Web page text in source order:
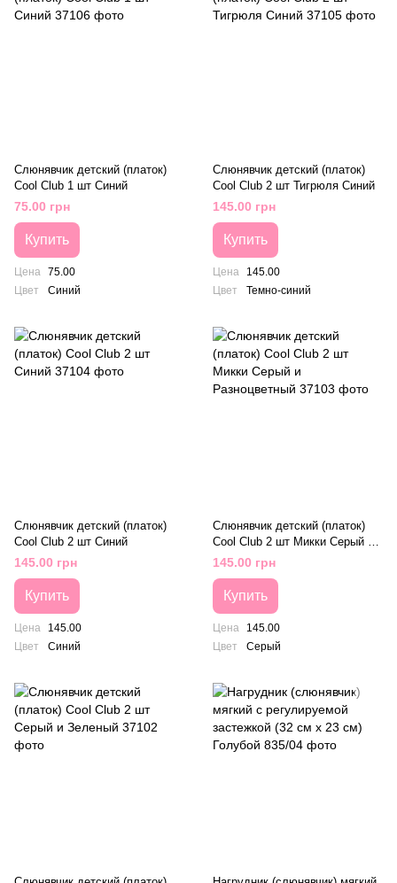
Слюнявчик детский (платок)
Cool Club 1 шт Синий
75.00 грн
Купить
Цена 75.00
Цвет
Синий
Слюнявчик детский (платок)
Cool Club 2 шт Тигрюля Синий
145.00 грн
Купить
Цена
145.00
Цвет
Темно-синий
Слюнявчик детский (платок)
Cool Club 2 шт Синий
145.00 грн
Купить
Цена
145.00
Цвет
Синий
Слюнявчик детский (платок)
Cool Club 2 шт Микки Серый и
Разноцветный
145.00 грн
Купить
Цена
145.00
Цвет
Серый